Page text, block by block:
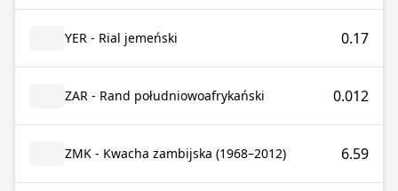
YER - Rial jemeński 0.17
ZAR - Rand południowoafrykański 0.012
ZMK - Kwacha zambijska (1968–2012) 6.59